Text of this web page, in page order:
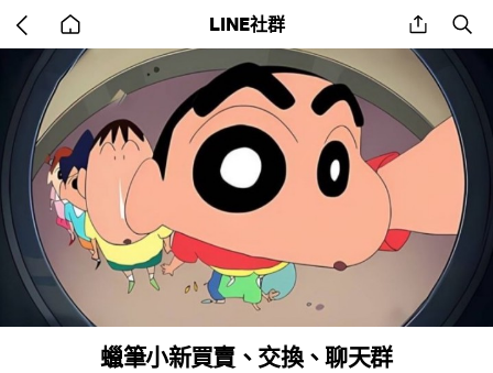
back
to
home
LINE社群 share
蠟筆小新買賣、交換、聊天群